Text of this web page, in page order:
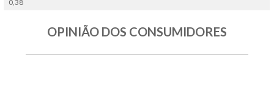
0,38
OPINIÃO DOS CONSUMIDORES